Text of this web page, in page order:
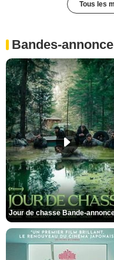
Tous les
Bandes-
Jour de chasse Bande-